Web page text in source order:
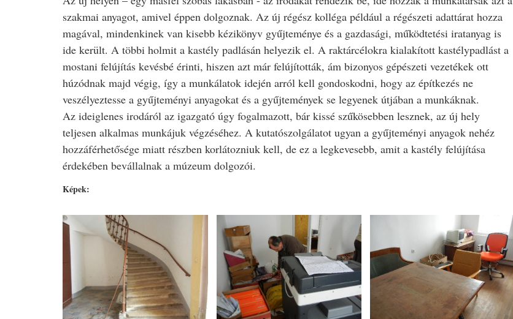
szakmai anyagot, amivel éppen dolgoznak. Az új régész kolléga például a régészeti adattárat hozza
magával, mindenkinek van kisebb kézikönyv gyűjteménye és a gazdasági, működtetési iratanyag is
ide került. A többi holmit a kastély padlásán helyezik el. A raktárcélokra kialakított kastélypadlást a
mostani felújítás kevésbé érinti, hiszen azt már felújították, ám bizonyos gépészeti vezetékek ott
húzódnak majd végig, így a munkálatok idején arról kell gondoskodni, hogy az építkezés ne
veszélyeztesse a gyűjteményi anyagokat és a gyűjtemények se legyenek útjában a munkáknak.
Az ideiglenes irodáról az igazgató úgy fogalmazott, bár kissé szűkösebben lesznek, az új hely
teljesen alkalmas munkájuk végzéséhez. A kutatószolgálatot ugyan a gyűjteményi anyagok nehéz
hozzáférhetősége miatt részben korlátozniuk kell, de ez a legkevesebb, amit a kastély felújítása
érdekében bevállalnak a múzeum dolgozói.
Képek: